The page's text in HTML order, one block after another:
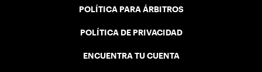
POLÍTICA PARA ÁRBITROS
POLÍTICA DE PRIVACIDAD
ENCUENTRA TU CUENTA